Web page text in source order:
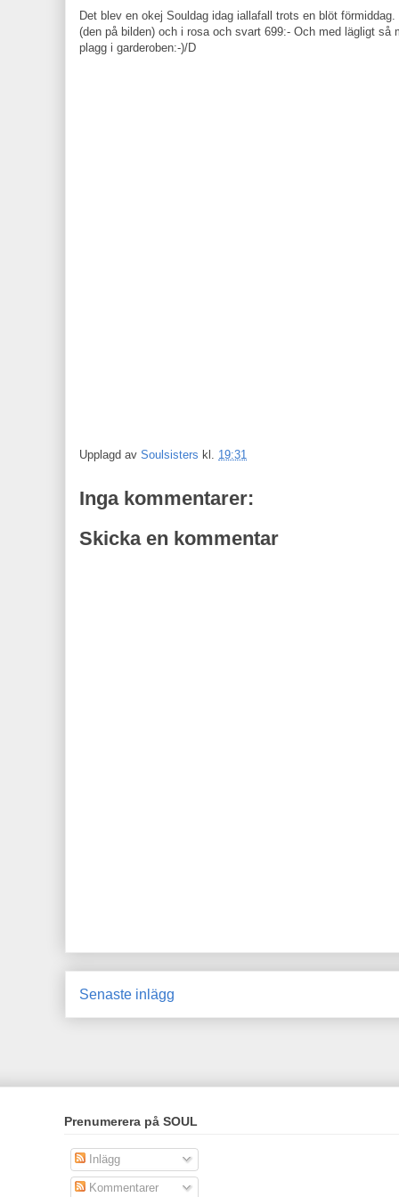
Det blev en okej Souldag idag iallafall trots en blöt
(den på bilden) och i rosa och svart 699:- Och med lägligt
plagg i garderoben:-)/D
Upplagd av Soulsisters kl. 19:31
Inga kommentarer:
Skicka en kommentar
Senaste inlägg
Prenumerera på SOUL
Inlägg
Kommentarer